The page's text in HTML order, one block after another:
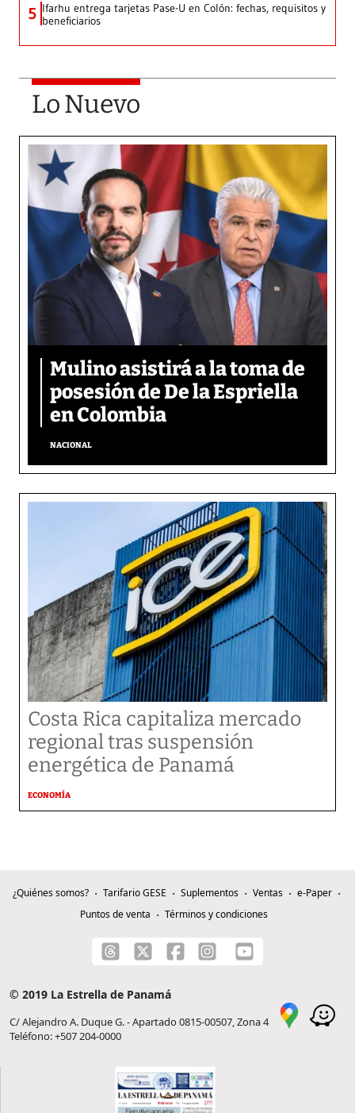
5 Ifarhu entrega tarjetas Pase-U en Colón: fechas, requisitos y
beneficiarios
Lo Nuevo
Mulino asistirá a la toma de
posesión de De la Espriella
en Colombia
NACIONAL
Costa Rica capitaliza mercado
regional tras suspensión
energética de Panamá
ECONOMÍA
¿Quiénes somos? Tarifario GESE Suplementos Ventas
e-Paper
Puntos de venta
Términos y condiciones
© 2019 La Estrella de Panamá
C/ Alejandro A. Duque G. - Apartado 0815-00507, Zona 4
Teléfono: +507 204-0000